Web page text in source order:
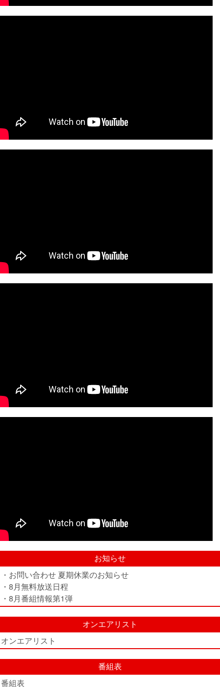
お知らせ
・お問い合わせ 夏期休業のお知らせ
・8月無料放送日程
・8月番組情報第1弾
オンエアリスト
オンエアリスト
番組表
番組表